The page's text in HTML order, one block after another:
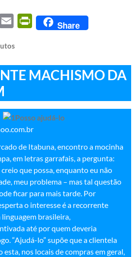
Twitter Email PrintFriendly
Share
MACHISMO DA
de Itabuna, encontro a mocinha
em letras garrafais, a pergunta:
que possa, enquanto eu não
meu problema – mas tal questão
ficar para mais tarde. Por
o interesse é a recorrente
brasileira,
até por quem deveria
“Ajudá-lo” supõe que a clientela
esta, nos locais de compras em geral,